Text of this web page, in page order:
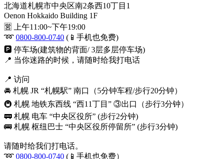
北海道札幌市中央区南2条西10丁目1
Oenon Hokkaido Building 1F
🈺 上午11:00~下午19:00
➿ 0800-800-0740 (📱手机也免费)
🅿️ 停车场(建筑物的背面/ 3层多层停车场)
📍 当你迷路的时候，请随时给我打电话
📍 访问
🚘 札幌 JR “札幌駅” 南口（5分钟车程/步行20分钟）
🚇 札幌 地铁东西线 “西11丁目” ③出口（步行3分钟）
🚃 札幌 电车 “中央区役所” (步行2分钟)
🚌 札幌 枢纽巴士 “中央区役所停留所” (步行3分钟)
请随时给我们打电话。
➿ 0800-800-0740 (📱手机也免费）